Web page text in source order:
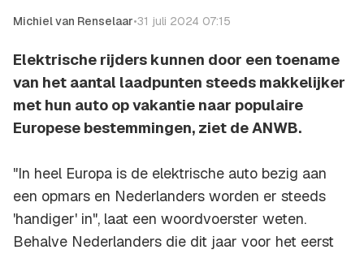
Michiel van Renselaar•31 juli 2024 07:15
Elektrische rijders kunnen door een toename
van het aantal laadpunten steeds makkelijker
met hun auto op vakantie naar populaire
Europese bestemmingen, ziet de ANWB.
"In heel Europa is de elektrische auto bezig aan
een opmars en Nederlanders worden er steeds
'handiger' in", laat een woordvoerster weten.
Behalve Nederlanders die dit jaar voor het eerst